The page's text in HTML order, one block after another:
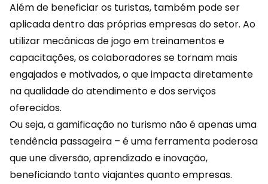
Além de beneficiar os turistas, também pode ser
aplicada dentro das próprias empresas do setor. Ao
utilizar mecânicas de jogo em treinamentos e
capacitações, oscolaboradoresse tornam mais
engajados e motivados, o que impacta diretamente
na qualidade do atendimento e dos serviços
oferecidos.
Ou seja, a gamificação no turismo não é apenas uma
tendência passageira – é uma ferramenta poderosa
que une diversão, aprendizado e inovação,
beneficiando tanto viajantes quanto empresas.